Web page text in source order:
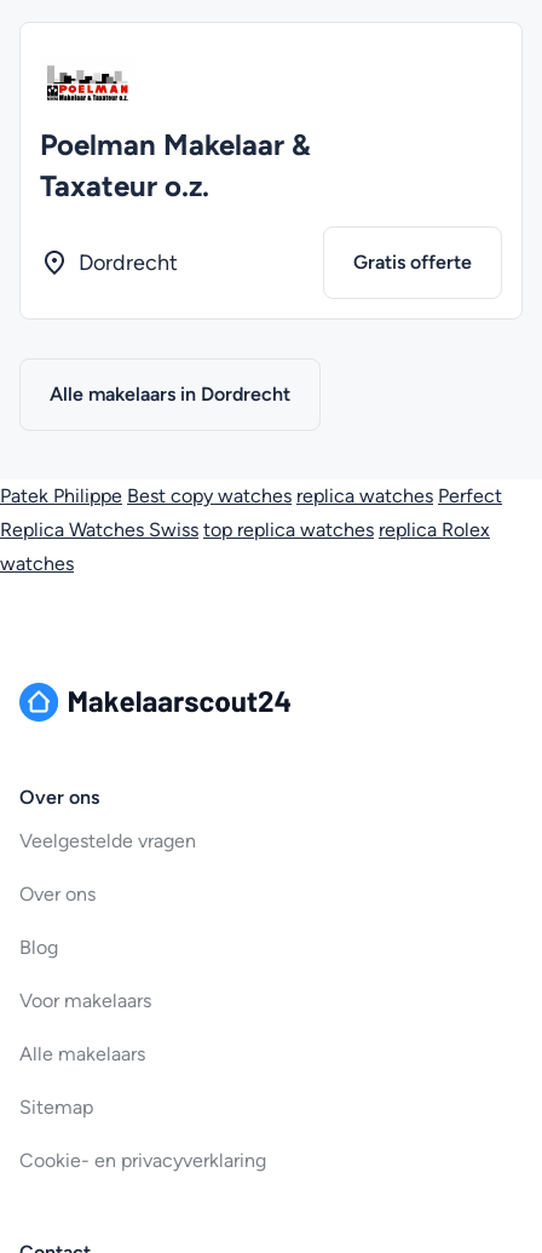
Poelman Makelaar &
Taxateur o.z.
Dordrecht Gratis offerte
Alle makelaars in Dordrecht
Patek Philippe Best copy watches replica watches Perfect
Replica Watches Swiss top replica watches replica Rolex
watches
Over ons
Veelgestelde vragen
Over ons
Blog
Voor makelaars
Alle makelaars
Sitemap
Cookie- en privacyverklaring